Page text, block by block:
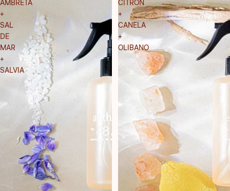
AMBRETA
+
SAL
DE
MAR
+
SALVIA
CITRON
+
CANELA
+
OLIBANO